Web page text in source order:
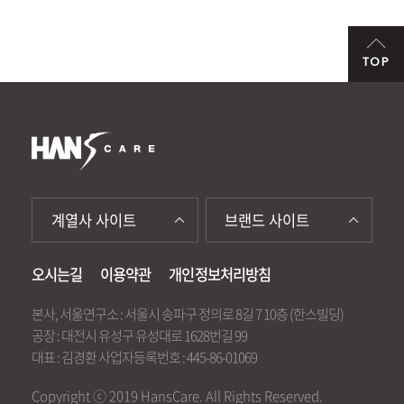
TOP
계열사 사이트 브랜드 사이트
오시는길 이용약관 개인정보처리방침
본사, 서울연구소 : 서울시 송파구 정의로 8길 7 10층 (한스빌딩)
공장 : 대전시 유성구 유성대로 1628번길 99
대표 : 김경환 사업자등록번호 : 445-86-01069
Copyright ⓒ 2019 HansCare. All Rights Reserved.